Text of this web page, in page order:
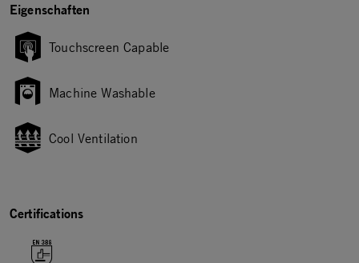
Eigenschaften
Touchscreen Capable
Machine Washable
Cool Ventilation
Certifications